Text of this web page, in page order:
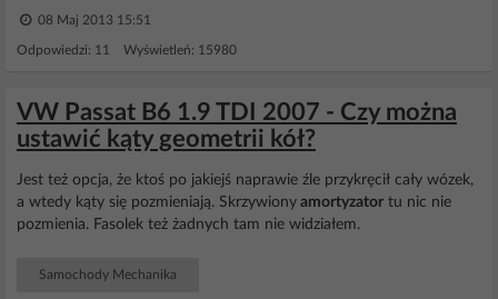
08 Maj 2013 15:51
Odpowiedzi: 11 Wyświetleń: 15980
VW Passat B6 1.9 TDI 2007 - Czy można
ustawić kąty geometrii kół?
Jest też opcja, że ktoś po jakiejś naprawie źle przykręcił cały wózek,
a wtedy kąty się pozmieniają. Skrzywiony amortyzator tu nic nie
pozmienia. Fasolek też żadnych tam nie widziałem.
Samochody Mechanika